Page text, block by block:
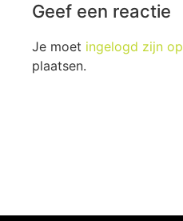
Geef een reactie
Je moet ingelogd zijn op
plaatsen.